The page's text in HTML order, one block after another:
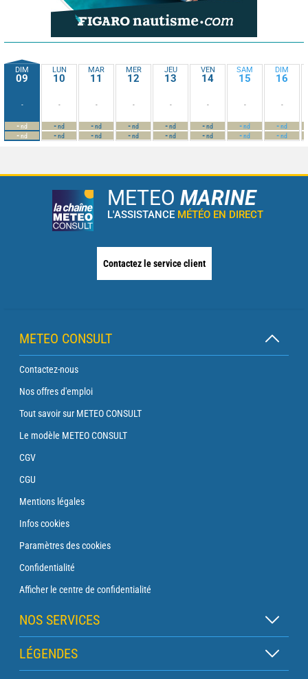
DIM
09
-
-nd
-nd
LUN
10
-
-nd
-nd
MAR
11
-
-nd
-nd
MER
12
-
-nd
-nd
JEU
13
-
-nd
-nd
VEN
14
-
-nd
-nd
SAM
15
-
-nd
-nd
DIM
16
-
-nd
-nd
METEO MARINE
L'ASSISTANCE MÉTÉO EN DIRECT
Contactez le service client
METEO CONSULT
Contactez-nous
Nos offres d'emploi
Tout savoir sur METEO CONSULT
Le modèle METEO CONSULT
CGV
CGU
Mentions légales
Infos cookies
Paramètres des cookies
Confidentialité
Afficher le centre de confidentialité
NOS SERVICES
Abonnement Zen
Abonnement Balise
LÉGENDES